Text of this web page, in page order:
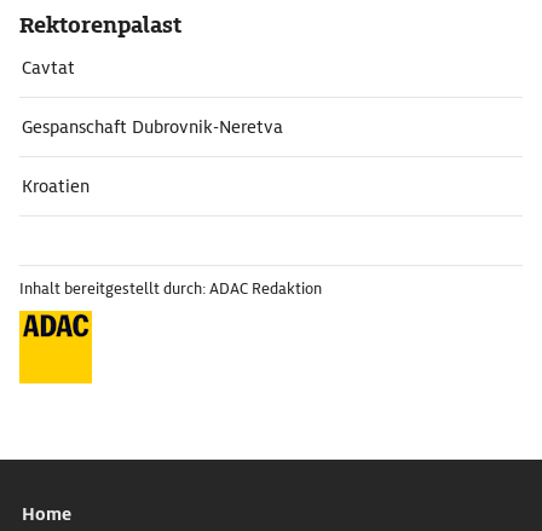
Rektorenpalast
Cavtat
Gespanschaft Dubrovnik-Neretva
Kroatien
Inhalt bereitgestellt durch: ADAC Redaktion
Home